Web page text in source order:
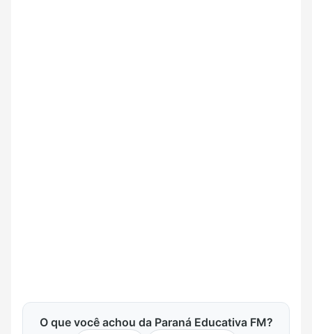
O que você achou da Paraná Educativa FM?